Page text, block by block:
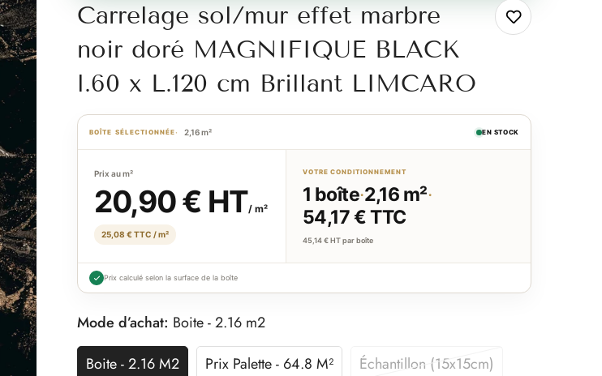
Carrelage sol/mur effet marbre
noir doré MAGNIFIQUE BLACK
l.60 x L.120 cm Brillant LIMCARO
BOÎTE SÉLECTIONNÉE 2,16 m² EN STOCK
Prix au m²
20,90 € HT/ m²
25,08 € TTC / m²
VOTRE CONDITIONNEMENT
1 boîte·2,16 m²·
54,17 € TTC
45,14 € HT par boîte
Prix calculé selon la surface de la boîte
Mode d’achat: Boite - 2.16 m2
Boite - 2.16 M2
Prix Palette - 64.8 M² Échantillon (15x15cm)